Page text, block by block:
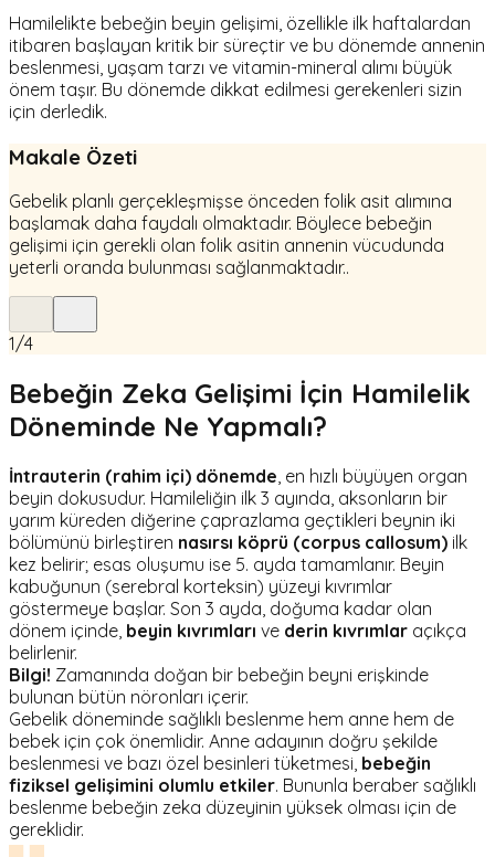
Hamilelikte bebeğin beyin gelişimi, özellikle ilk haftalardan
itibaren başlayan kritik bir süreçtir ve bu dönemde annenin
beslenmesi, yaşam tarzı ve vitamin-mineral alımı büyük
önem taşır. Bu dönemde dikkat edilmesi gerekenleri sizin
için derledik.
Makale Özeti
Gebelik planlı gerçekleşmişse önceden folik asit alımına
başlamak daha faydalı olmaktadır. Böylece bebeğin
gelişimi için gerekli olan folik asitin annenin vücudunda
yeterli oranda bulunması sağlanmaktadır..
1/4
Bebeğin Zeka Gelişimi İçin Hamilelik
Döneminde Ne Yapmalı?
İntrauterin (rahim içi) dönemde, en hızlı büyüyen organ
beyin dokusudur. Hamileliğin ilk 3 ayında, aksonların bir
yarım küreden diğerine çaprazlama geçtikleri beynin iki
bölümünü birleştiren nasırsı köprü (corpus callosum) ilk
kez belirir; esas oluşumu ise 5. ayda tamamlanır. Beyin
kabuğunun (serebral korteksin) yüzeyi kıvrımlar
göstermeye başlar. Son 3 ayda, doğuma kadar olan
dönem içinde, beyin kıvrımları ve derin kıvrımlar açıkça
belirlenir.
Bilgi! Zamanında doğan bir bebeğin beyni erişkinde
bulunan bütün nöronları içerir.
Gebelik döneminde sağlıklı beslenme hem anne hem de
bebek için çok önemlidir. Anne adayının doğru şekilde
beslenmesi ve bazı özel besinleri tüketmesi, bebeğin
fiziksel gelişimini olumlu etkiler. Bununla beraber sağlıklı
beslenme bebeğin zeka düzeyinin yüksek olması için de
gereklidir.